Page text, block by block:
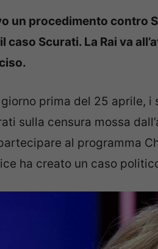
un procedimento contro
caso Scurati. La Rai va
prima del 25 aprile,
sulla censura mossa
al programma
ha creato un caso